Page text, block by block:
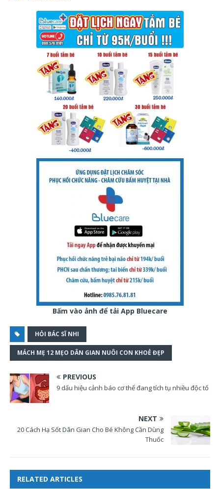
Bấm vào ảnh để tải App Bluecare
HỎI BÁC SĨ NHI
MÁCH MẸ 12 MẸO DÂN GIAN NUÔI CON KHOẺ ĐẸP
PREVIOUS
9 dấu hiệu cảnh báo cơ thể đang tích tụ nhiều độc tố
NEXT
20 Cách Hạ Sốt Dân Gian Cho Bé Không Cần Dùng
Thuốc
RELATED ARTICLES